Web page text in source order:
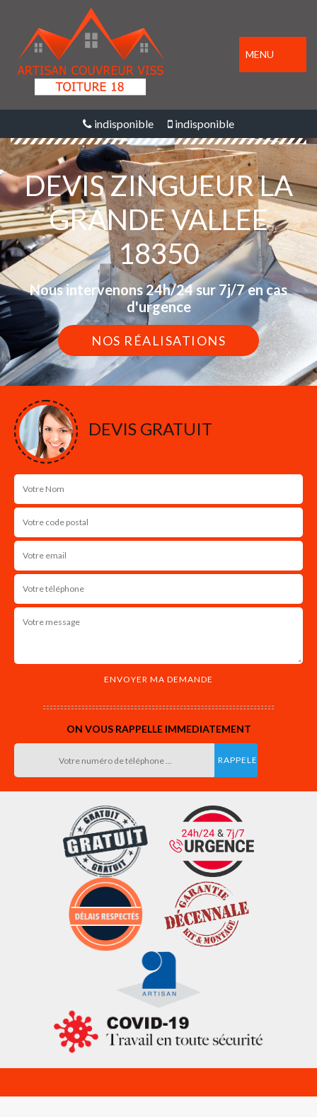
MENU
indisponible indisponible
DEVIS ZINGUEUR LA
GRANDE VALLEE
18350
Nous intervenons 24h/24 sur 7j/7 en cas
d'urgence
NOS RÉALISATIONS
DEVIS GRATUIT
ON VOUS RAPPELLE IMMEDIATEMENT